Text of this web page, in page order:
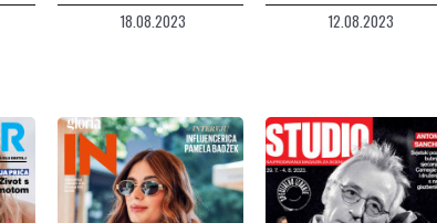
18.08.2023 12.08.2023